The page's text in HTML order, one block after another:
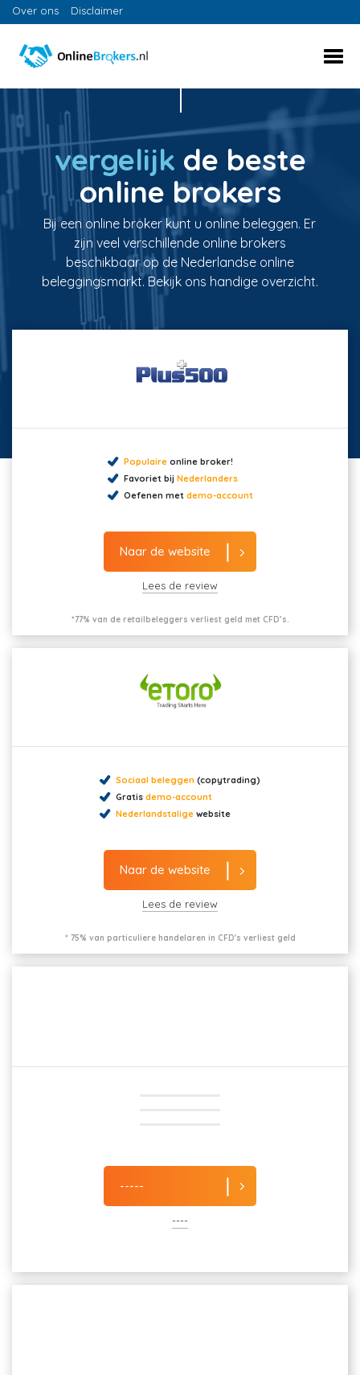
Over ons Disclaimer
vergelijk de beste
online brokers
Bij een online broker kunt u online beleggen. Er
zijn veel verschillende online brokers
beschikbaar op de Nederlandse online
beleggingsmarkt. Bekijk ons handige overzicht.
Populaireonline broker!
Favoriet bij Nederlanders
Oefenen met demo-account
Naar de website
Lees de review
*77% van de retailbeleggers verliest geld met CFD’s.
Sociaal beleggen (copytrading)
Gratis demo-account
Nederlandstalige website
Naar de website
Lees de review
* 75% van particuliere handelaren in CFD's verliest geld
-----
----